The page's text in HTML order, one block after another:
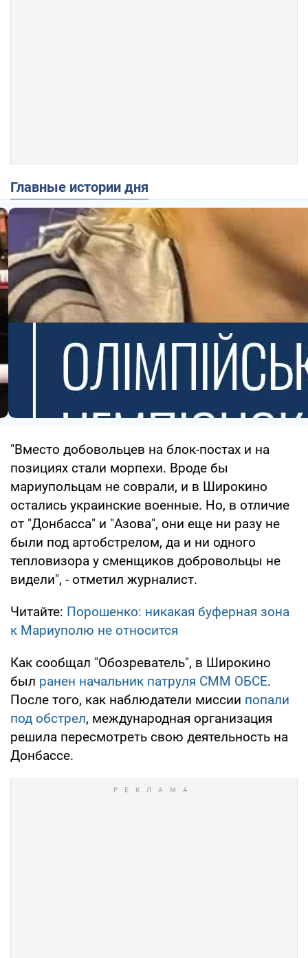
Главные истории дня
"Вместо добовольцев на блок-постах и на
позициях стали морпехи. Вроде бы
мариупольцам не соврали, и в Широкино
остались украинские военные. Но, в отличие
от "Донбасса" и "Азова", они еще ни разу не
были под артобстрелом, да и ни одного
тепловизора у сменщиков добровольцы не
видели", - отметил журналист.
Читайте: Порошенко: никакая буферная зона
к Мариуполю не относится
Как сообщал "Обозреватель", в Широкино
был ранен начальник патруля СММ ОБСЕ.
После того, как наблюдатели миссии попали
под обстрел, международная организация
решила пересмотреть свою деятельность на
Донбассе.